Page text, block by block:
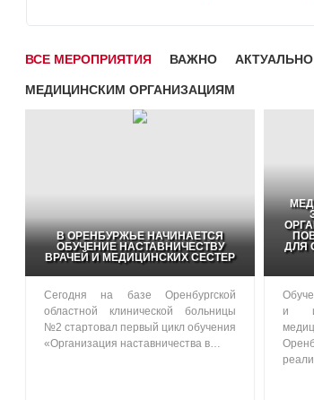
ВСЕ МЕРОПРИЯТИЯ ВАЖНО АКТУАЛЬНО
МЕДИЦИНСКИМ ОРГАНИЗАЦИЯМ
В ОРЕНБУРЖЬЕ НАЧИНАЕТСЯ
ОБУЧЕНИЕ НАСТАВНИЧЕСТВУ
ВРАЧЕЙ И МЕДИЦИНСКИХ СЕСТЕР
Сегодня на базе Оренбургской
областной клинической больницы
№2 стартовал первый цикл обучения
«Организация наставничества в…
ДЛЯ
и